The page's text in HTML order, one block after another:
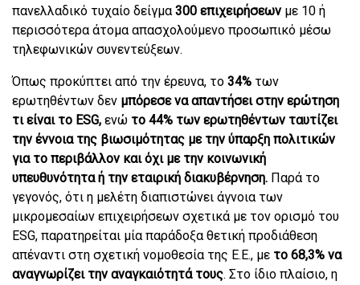
πανελλαδικό τυχαίο δείγμα300 επιχειρήσεων με 10 ή
περισσότερα άτομα απασχολούμενο προσωπικό μέσω
τηλεφωνικών συνεντεύξεων.
Όπως προκύπτει από την έρευνα, το 34% των
ερωτηθέντων δεν μπόρεσε να απαντήσει στην ερώτηση
τι είναι το ESG, ενώ το 44% των ερωτηθέντων ταυτίζει
την έννοια της βιωσιμότητας με την ύπαρξη πολιτικών
για το περιβάλλον και όχι με την κοινωνική
υπευθυνότητα ή την εταιρική διακυβέρνηση. Παρά το
γεγονός, ότι η μελέτη διαπιστώνει άγνοια των
μικρομεσαίων επιχειρήσεων σχετικά με τον ορισμό του
ESG, παρατηρείται μία παράδοξα θετική προδιάθεση
απέναντι στη σχετική νομοθεσία της Ε.Ε., με το 68,3% να
αναγνωρίζει την αναγκαιότητά τους. Στο ίδιο πλαίσιο, η